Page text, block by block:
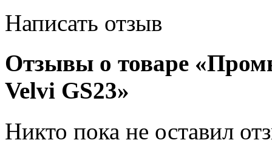
Написать отзыв
Отзывы о товаре
Velvi GS23»
Никто пока не оставил